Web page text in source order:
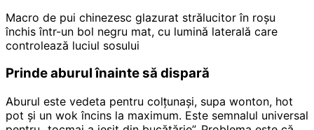
Macro de pui chinezesc glazurat strălucitor în roșu
închis într-un bol negru mat, cu lumină laterală care
controlează luciul sosului
Prinde aburul înainte să dispară
Aburul este vedeta pentru colțunași, supa wonton, hot
pot și un wok încins la maximum. Este semnalul universal